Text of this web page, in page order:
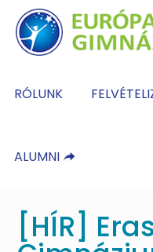
RÓLUNK
ALUMNI
[HÍR]